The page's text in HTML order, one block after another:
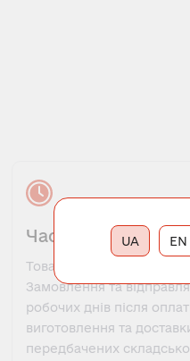
Час виконання
Товари, які є в
Замовлення та
робочих днів після
виготовлення та
передбачених
UA EN